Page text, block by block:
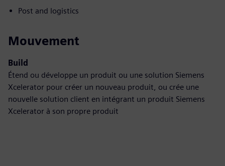
Post and logistics
Mouvement
Build
Étend ou développe un produit ou une solution Siemens
Xcelerator pour créer un nouveau produit, ou crée une
nouvelle solution client en intégrant un produit Siemens
Xcelerator à son propre produit